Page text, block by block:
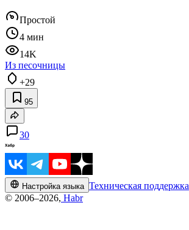
Простой
4 мин
14K
Из песочницы
+29
95
30
Настройка языка Техническая поддержка
© 2006–2026, Habr